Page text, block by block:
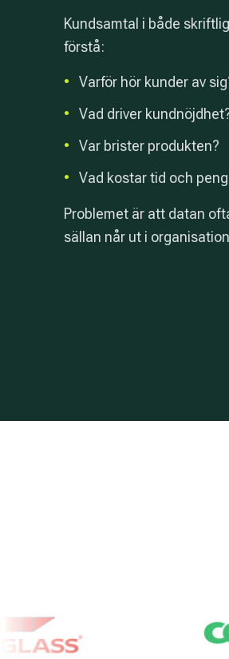
Kundsamtal i både
förstå:
•
Varför hör kunder av
•
Vad driver
•
Var brister produkten?
•
Vad kostar tid och
Problemet är att datan
sällan når ut i